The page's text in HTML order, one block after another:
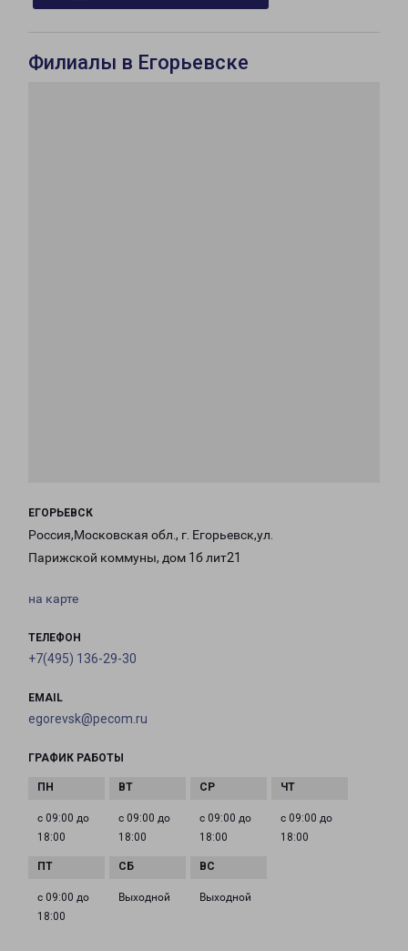
Филиалы в Егорьевске
ЕГОРЬЕВСК
Россия,Московская обл., г. Егорьевск,ул.
Парижской коммуны, дом 1б лит21
на карте
ТЕЛЕФОН
+7(495) 136-29-30
EMAIL
egorevsk@pecom.ru
ГРАФИК РАБОТЫ
с 09:00 до
18:00
с 09:00 до
18:00
с 09:00 до
18:00
с 09:00 до
18:00
с 09:00 до
18:00
Выходной Выходной